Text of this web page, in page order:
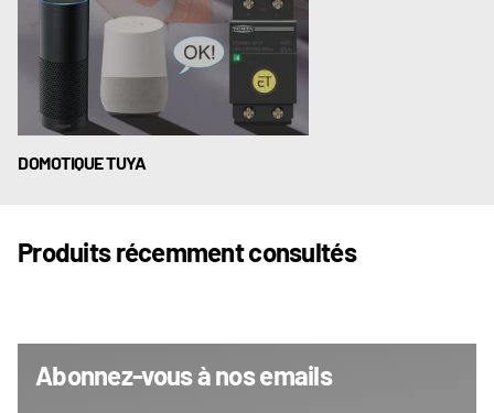
DOMOTIQUE TUYA
Produits récemment consultés
Abonnez-vous à nos emails